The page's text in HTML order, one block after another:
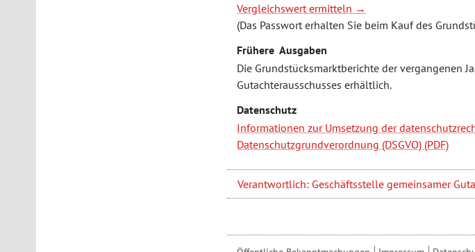
Vergleichswert ermitteln
(Das Passwort erhalten Sie beim Kauf des
Frühere Ausgaben
Die Grundstücksmarktberichte der vergangenen
Gutachterausschusses erhältlich.
Datenschutz
Informationen zur Umsetzung der
Datenschutzgrundverordnung (DSGVO)
Verantwortlich: Geschäftsstelle gemeinsamer